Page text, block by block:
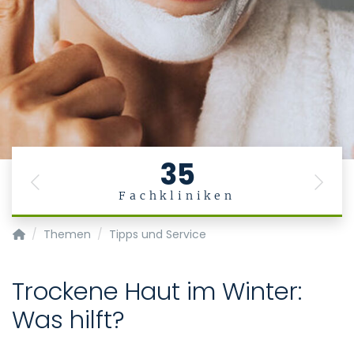
35
Fachkliniken
Previous Next
Medizinische und zahnmedizinische Fachangestellte
Themen Tipps und Service
Trockene Haut im Winter:
Was hilft?